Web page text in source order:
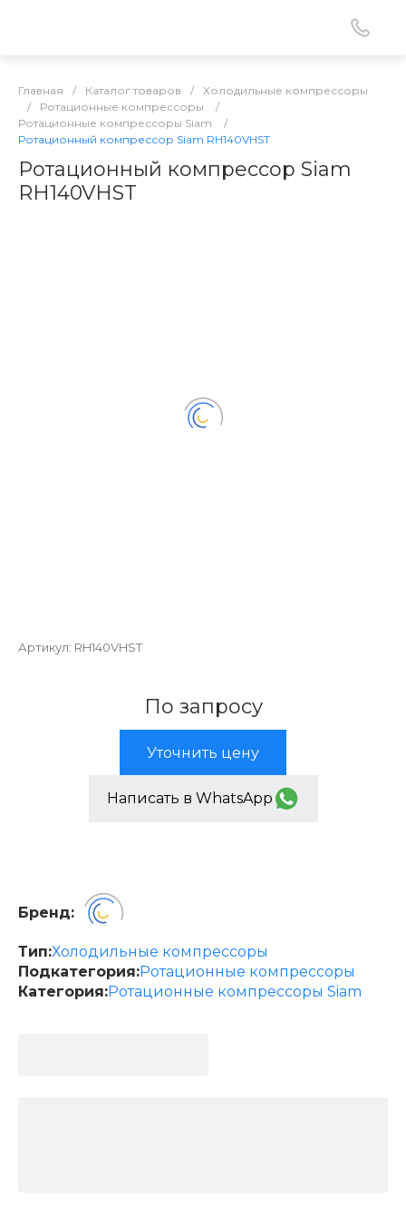
Главная / Каталог товаров /
Холодильные компрессоры
/
Ротационные компрессоры
/
Ротационные компрессоры Siam
/
Ротационный компрессор Siam RH140VHST
Ротационный компрессор Siam
RH140VHST
Артикул: RH140VHST
По запросу
Уточнить цену
Написать в WhatsApp
Бренд:
Тип:Холодильные компрессоры
Подкатегория:Ротационные компрессоры
Категория:Ротационные компрессоры Siam